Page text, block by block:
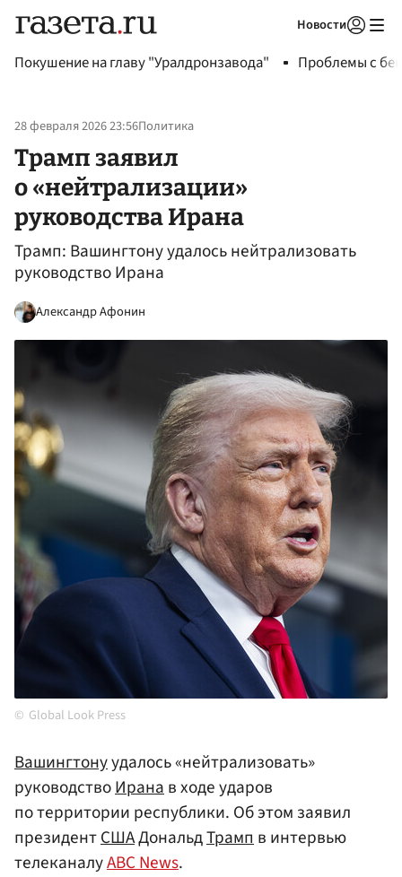
Новости
Покушение на главу "Уралдронзавода" Проблемы с
28 февраля 2026 23:56Политика
Трамп заявил
о «нейтрализации»
руководства Ирана
Трамп: Вашингтону удалось нейтрализовать
руководство Ирана
Александр Афонин
Global Look Press
Вашингтонуудалось «нейтрализовать»
руководствоИранав ходе ударов
по территории республики. Об этом заявил
президентСШАДональдТрампв интервью
телеканалуABC News.